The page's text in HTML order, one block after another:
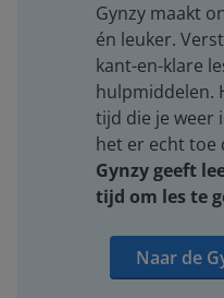
Gynzy maakt
én leuker.
kant-en-klare
hulpmiddelen.
tijd die je weer
het er echt toe
Gynzy geeft
tijd om les te
Naar de